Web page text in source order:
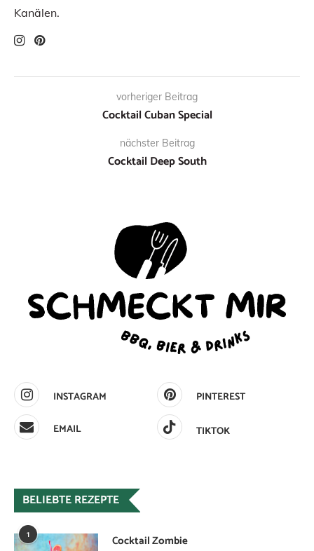
Kanälen.
vorheriger Beitrag
Cocktail Cuban Special
nächster Beitrag
Cocktail Deep South
INSTAGRAM
PINTEREST
EMAIL
TIKTOK
BELIEBTE REZEPTE
1 Cocktail Zombie